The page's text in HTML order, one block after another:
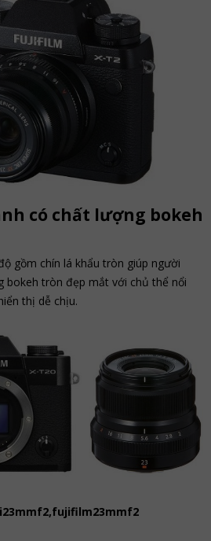
có chất lượng bokeh
gồm chín lá khẩu tròn giúp người
bokeh tròn đẹp mắt với chủ thể nổi
thị dễ chịu.